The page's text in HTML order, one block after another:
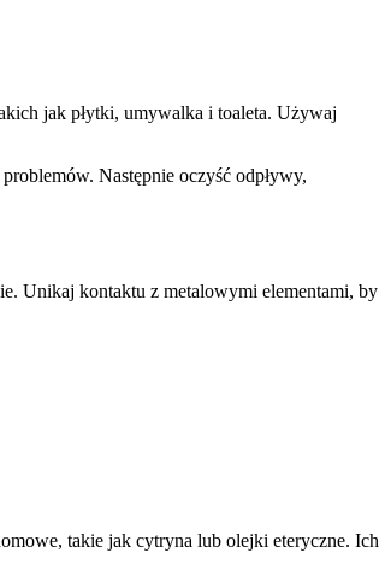
jak płytki, umywalka i toaleta. Używaj
Następnie oczyść odpływy,
Unikaj kontaktu z metalowymi elementami, by
takie jak cytryna lub olejki eteryczne. Ich